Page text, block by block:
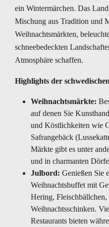
ein Wintermärchen. Das
Mischung aus Tradition und
Weihnachtsmärkten,
schneebedeckten
Atmosphäre schaffen.
Highlights der
Weihnachtsmärkte:
auf denen Sie
und Köstlichkeiten wie
Safrangebäck
Märkte gibt es unter
und in charmanten
Julbord: Genießen Sie
Weihnachtsbuffet mit
Hering, Fleischbällchen,
Weihnachtsschinken.
Restaurants bieten